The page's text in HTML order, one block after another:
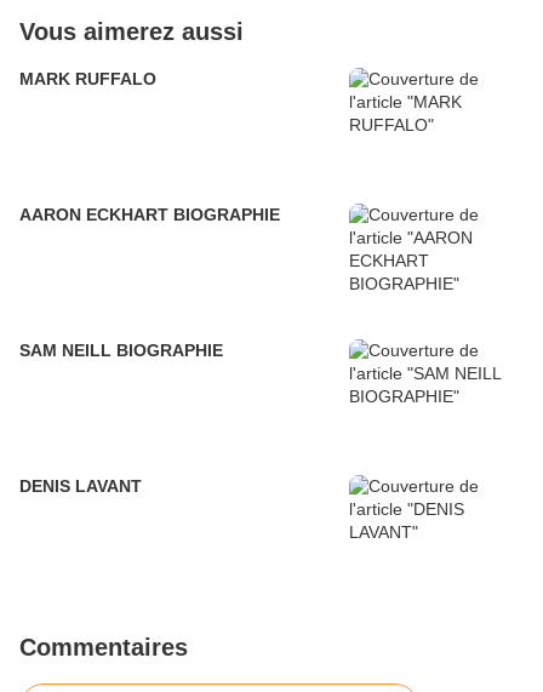
Vous aimerez aussi
MARK RUFFALO
AARON ECKHART BIOGRAPHIE
SAM NEILL BIOGRAPHIE
DENIS LAVANT
Commentaires